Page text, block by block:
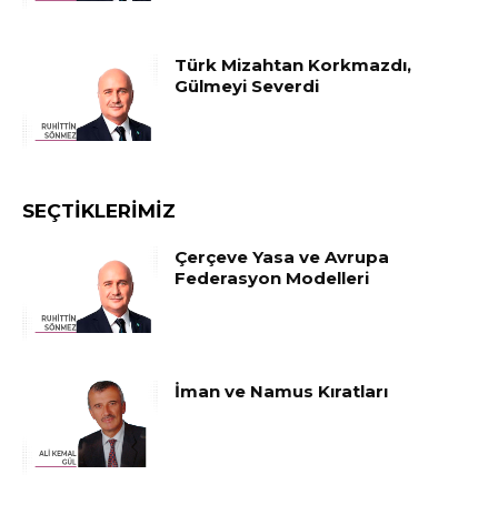
Türk Mizahtan Korkmazdı,
Gülmeyi Severdi
SEÇTIKLERIMIZ
Çerçeve Yasa ve Avrupa
Federasyon Modelleri
İman ve Namus Kıratları